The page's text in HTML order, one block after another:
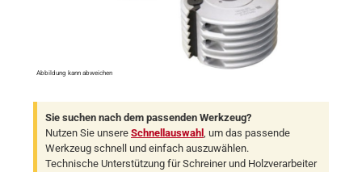
Abbildung kann abweichen
Sie suchen nach dem passenden Werkzeug?
Nutzen Sie unsere Schnellauswahl , um das passende
Werkzeug schnell und einfach auszuwählen.
Technische Unterstützung für Schreiner und Holzverarbeiter